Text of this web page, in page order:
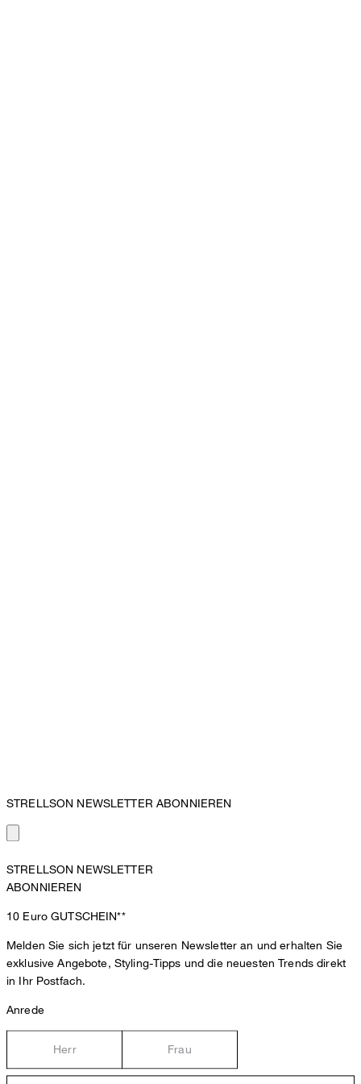
STRELLSON NEWSLETTER ABONNIEREN
STRELLSON NEWSLETTER
ABONNIEREN
10 EuroGUTSCHEIN**
Melden Sie sich jetzt für unseren Newsletter an und erhalten Sie
exklusive Angebote, Styling-Tipps und die neuesten Trends direkt
in Ihr Postfach.
Anrede
Herr Frau